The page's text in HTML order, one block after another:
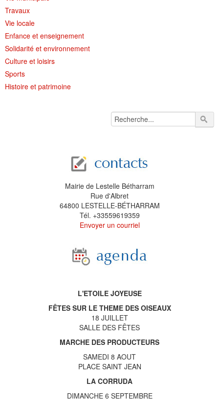
Travaux
Vie locale
Enfance et enseignement
Solidarité et environnement
Culture et loisirs
Sports
Histoire et patrimoine
Mairie de Lestelle Bétharram
Rue d'Albret
64800 LESTELLE-BÉTHARRAM
Tél. +33559619359
Envoyer un courriel
L'ETOILE JOYEUSE
FÊTES SUR LE THEME DES OISEAUX
18 JUILLET
SALLE DES FÊTES
MARCHE DES PRODUCTEURS
SAMEDI 8 AOUT
PLACE SAINT JEAN
LA CORRUDA
DIMANCHE 6 SEPTEMBRE